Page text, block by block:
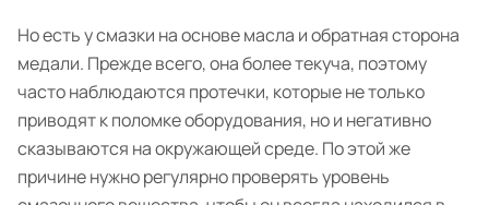
Но есть у смазки на основе масла и обратная сторона
медали. Прежде всего, она более текуча, поэтому
часто наблюдаются протечки, которые не только
приводят к поломке оборудования, но и негативно
сказываются на окружающей среде. По этой же
причине нужно регулярно проверять уровень